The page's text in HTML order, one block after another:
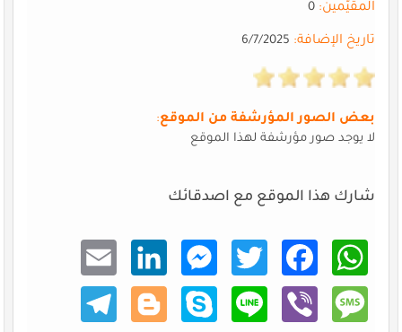
المقيّمين:0
تاريخ الإضافة:6/7/2025
بعض الصور المؤرشفة من الموقع:
لا يوجد صور مؤرشفة لهذا الموقع
شارك هذا الموقع مع اصدقائك
What
sApp
Faceb
ook
Twitt
er
Mess
enger
Linke
dIn
Email
Mess
age
Viber
Line
Skype
Blogg
er
Teleg
ram